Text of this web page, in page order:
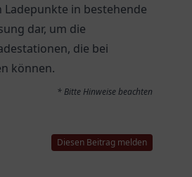
Ladepunkte in bestehende
dar, um die
die bei
können.
* Bitte Hinweise beachten
Diesen Beitrag melden